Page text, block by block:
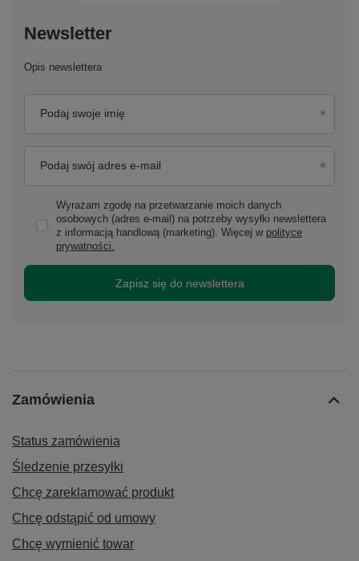
Newsletter
Opis newslettera
Podaj swoje imię
Podaj swój adres e-mail
Wyrażam zgodę na przetwarzanie moich danych
osobowych (adres e-mail) na potrzeby wysyłki newslettera
z informacją handlową (marketing). Więcej w polityce
prywatności.
Zapisz się do newslettera
Zamówienia
Status zamówienia
Śledzenie przesyłki
Chcę zareklamować produkt
Chcę odstąpić od umowy
Chcę wymienić towar